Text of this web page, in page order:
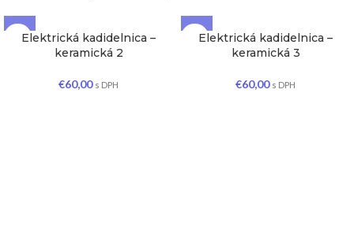
VYPREDANÉ
Elektrická kadidelnica –
keramická 2
€60,00 s DPH
VYPREDANÉ
Elektrická kadidelnica –
keramická 3
€60,00 s DPH